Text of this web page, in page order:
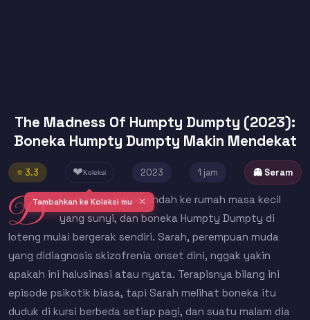
The Madness Of Humpty Dumpty (2023):
Boneka Humpty Dumpty Makin Mendekat
⭐ 3.3 ❤Koleksi
Tambahkan ke Koleksi mu ✕
2023 1 jam 👻 Seram
D
ua minggu sejak pindah ke rumah masa kecil
yang sunyi, dan boneka Humpty Dumpty di
loteng mulai bergerak sendiri. Sarah, perempuan muda
yang didiagnosis skizofrenia onset dini, nggak yakin
apakah ini halusinasi atau nyata. Terapisnya bilang ini
episode psikotik biasa, tapi Sarah melihat boneka itu
duduk di kursi berbeda setiap pagi, dan suatu malam dia